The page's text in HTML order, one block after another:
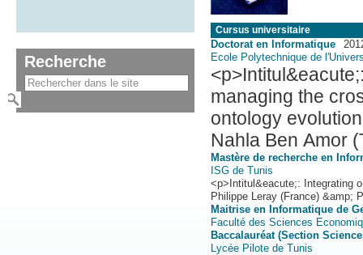
Cursus universitaire
Doctorat en Informatique
Ecole Polytechnique de
managing the
ontology
Nahla Ben Amor
Mastère de recherche en
ISG de Tunis
<p>Intitul&eacute;: Integrating
Philippe Leray (France) &amp;
Maitrise en Informatique de
Faculté des Sciences
Baccalauréat (Section
Lycée Pilote de Tunis
Recherche